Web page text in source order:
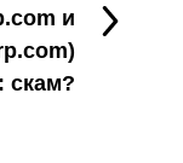
и
скам?